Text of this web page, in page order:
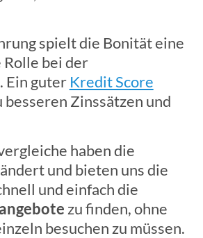
spielt die Bonität eine
bei der
Ein guter Kredit Score
besseren Zinssätzen und
haben die
und bieten uns die
und einfach die
zu finden, ohne
besuchen zu müssen.